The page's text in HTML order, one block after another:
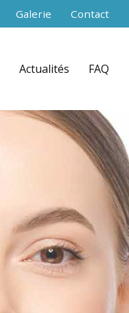
Galerie Contact
Actualités FAQ